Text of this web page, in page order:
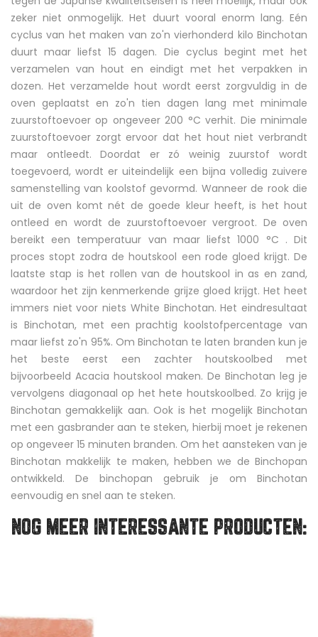
zeker niet onmogelijk. Het duurt vooral enorm lang. Eén
cyclus van het maken van zo'n vierhonderd kilo Binchotan
duurt maar liefst 15 dagen. Die cyclus begint met het
verzamelen van hout en eindigt met het verpakken in
dozen. Het verzamelde hout wordt eerst zorgvuldig in de
oven geplaatst en zo'n tien dagen lang met minimale
zuurstoftoevoer op ongeveer 200 °C verhit. Die minimale
zuurstoftoevoer zorgt ervoor dat het hout niet verbrandt
maar ontleedt. Doordat er zó weinig zuurstof wordt
toegevoerd, wordt er uiteindelijk een bijna volledig zuivere
samenstelling van koolstof gevormd. Wanneer de rook die
uit de oven komt nét de goede kleur heeft, is het hout
ontleed en wordt de zuurstoftoevoer vergroot. De oven
bereikt een temperatuur van maar liefst 1000 °C . Dit
proces stopt zodra de houtskool een rode gloed krijgt. De
laatste stap is het rollen van de houtskool in as en zand,
waardoor het zijn kenmerkende grijze gloed krijgt. Het heet
immers niet voor niets White Binchotan. Het eindresultaat
is Binchotan, met een prachtig koolstofpercentage van
maar liefst zo'n 95%. Om Binchotan te laten branden kun je
het beste eerst een zachter houtskoolbed met
bijvoorbeeld Acacia houtskool maken. De Binchotan leg je
vervolgens diagonaal op het hete houtskoolbed. Zo krijg je
Binchotan gemakkelijk aan. Ook is het mogelijk Binchotan
met een gasbrander aan te steken, hierbij moet je rekenen
op ongeveer 15 minuten branden. Om het aansteken van je
Binchotan makkelijk te maken, hebben we de Binchopan
ontwikkeld. De binchopan gebruik je om Binchotan
eenvoudig en snel aan te steken.
NOG MEER INTERESSANTE PRODUCTEN: